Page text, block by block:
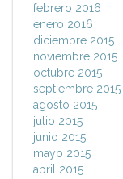
febrero 2016
enero 2016
diciembre 2015
noviembre 2015
octubre 2015
septiembre 2015
agosto 2015
julio 2015
junio 2015
mayo 2015
abril 2015